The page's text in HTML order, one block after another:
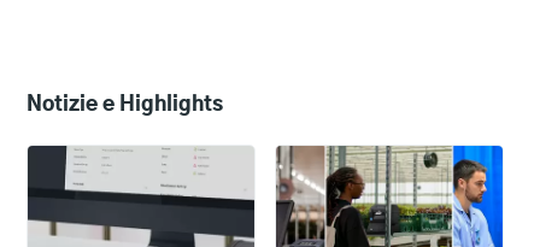
Notizie e Highlights